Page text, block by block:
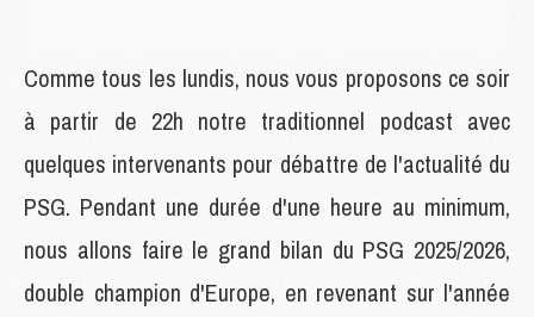
Comme tous les lundis, nous vous proposons ce soir
à partir de 22h notre traditionnel podcast avec
quelques intervenants pour débattre de l'actualité du
PSG. Pendant une durée d'une heure au minimum,
nous allons faire le grand bilan du PSG 2025/2026,
double champion d'Europe, en revenant sur l'année